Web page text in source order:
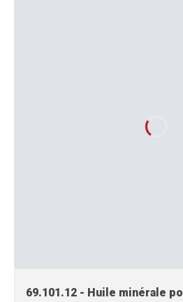
69.101.12 - Huile minérale